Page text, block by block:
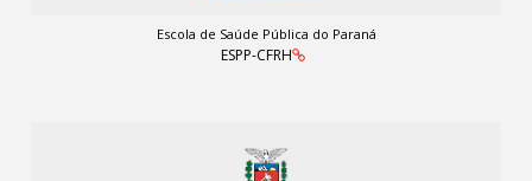
Escola de Saúde Pública do Paraná
ESPP-CFRH